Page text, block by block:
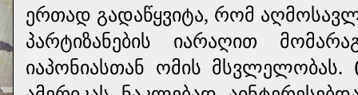
ერთად გადაწყვიტა, რომ
პარტიზანების იარაღით
იაპონიასთან ომის